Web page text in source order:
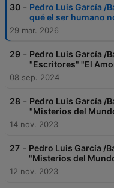
30 - Pedro Luis García /
qué el ser humano
29 mar. 2026
29 - Pedro Luis García /
"Escritores" "El
08 sep. 2024
28 - Pedro Luis García /
"Misterios del
14 nov. 2023
27 - Pedro Luis García /
"Misterios del
12 nov. 2023